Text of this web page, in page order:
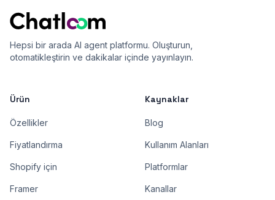
Hepsi bir arada AI agent platformu. Oluşturun,
otomatikleştirin ve dakikalar içinde yayınlayın.
Ürün
Özellikler
Fiyatlandırma
Shopify için
Framer
Kaynaklar
Blog
Kullanım Alanları
Platformlar
Kanallar